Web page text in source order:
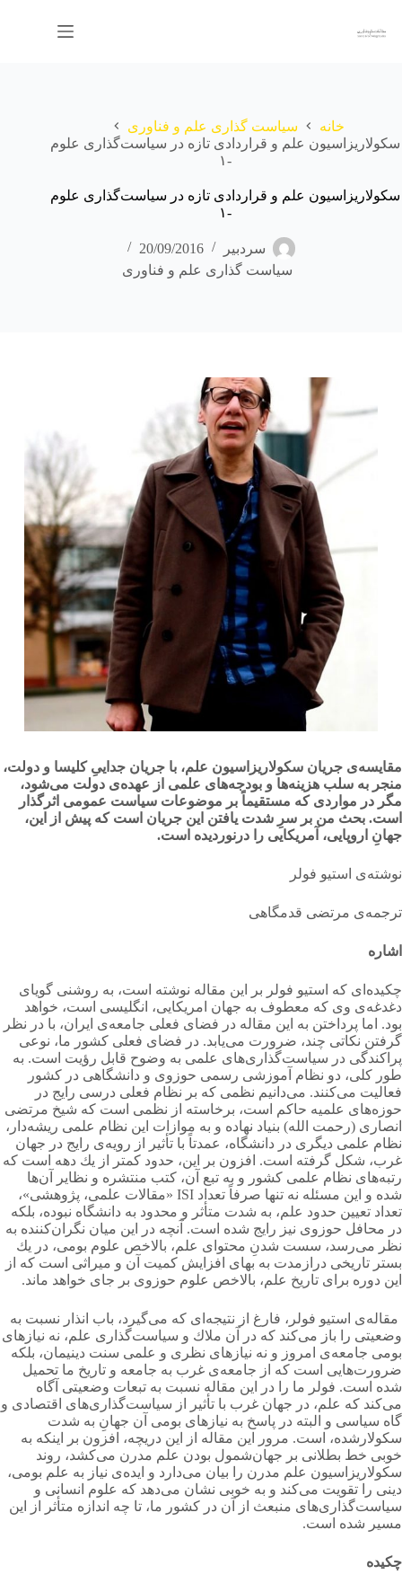
محتوا
خانه
سیاست گذاری علم و فناوری
سكولاريزاسيون علم و قراردادی تازه در سیاست‌گذاری علوم
-۱
سكولاريزاسيون علم و قراردادی تازه در سیاست‌گذاری علوم
-۱
سردبیر
20/09/2016
سیاست گذاری علم و فناوری
مقایسه‌ی جریان سكولاریزاسیون علم، با جریان جداییِ كلیسا و دولت،
منجر به سلب هزینه‌ها و بودجه‌های علمی از عهده‌ی دولت می‌شود،
مگر در مواردی كه مستقیماً بر موضوعات سیاست عمومی اثرگذار
است. بحث من بر سرِ شدت یافتن این جریان است كه پیش از این،
جهانِ اروپایی، آمریكایی را درنوردیده است.
نوشته‌ی استیو فولر
ترجمه‌ی مرتضی قدمگاهی
اشاره
چكیده‌ای كه استیو فولر بر این مقاله نوشته است، به روشنی گویای
دغدغه‌ی وی كه معطوف به جهان امریكایی، انگلیسی است، خواهد
بود. اما پرداختن به این مقاله در فضای فعلی جامعه‌ی ایران، با در نظر
گرفتن نكاتی چند، ضرورت می‌یابد. در فضای فعلی كشور ما، نوعی
پراكندگی در سیاست‌گذاری‌های علمی به وضوح قابل رؤیت است. به
طور كلی، دو نظام آموزشی رسمی حوزوی و دانشگاهی در كشور
فعالیت می‌کنند. می‌دانیم نظمی كه بر نظام فعلی درسی رایج در
حوزه‌های علمیه حاكم است، برخاسته از نظمی است كه شیخ مرتضی
انصاری (رحمت الله) بنیاد نهاده و به موازات این نظام علمی ریشه‌دار،
نظام علمی دیگری در دانشگاه، عمدتاً با تأثیر از رویه‌ی رایج در جهان
غرب، شكل گرفته است. افزون بر این، حدود كمتر از یك دهه است كه
رتبه‌های نظام علمی كشور و به تبع آن، كتب منتشره و نظایر آن‌ها
شده و این مسئله نه تنها صرفاً تعداد ISI «مقالات علمی، پژوهشی»،
تعداد تعیین حدود علم، به شدت متأثر و محدود به دانشگاه نبوده، بلكه
در محافل حوزوی نیز رایج شده است. آنچه در این میان نگران‌كننده به
نظر می‌رسد، سست شدنِ محتوای علم، بالاخص علوم بومی، در یك
بستر تاریخی درازمدت به بهای افزایش كمیت آن و میراثی است كه از
این دوره برای تاریخ علم، بالاخص علوم حوزوی بر جای خواهد ماند.
مقاله‌ی استیو فولر، فارغ از نتیجه‌ای كه می‌گیرد، باب انذار نسبت به
وضعیتی را باز می‌کند كه در آن ملاك و سیاست‌گذاری علم، نه نیازهای
بومی جامعه‌ی امروز و نه نیازهای نظری و علمی سنت دینیمان، بلكه
ضرورت‌هایی است كه از جامعه‌ی غرب به جامعه و تاریخ ما تحمیل
شده است. فولر ما را در این مقاله نسبت به تبعات وضعیتی آگاه
می‌کند كه علم، در جهان غرب با تأثیر از سیاست‌گذاری‌های اقتصادی و
گاه سیاسی و البته در پاسخ به نیازهای بومی آن جهانِ به شدت
سكولارشده، است. مرور این مقاله از این دریچه، افزون بر اینكه به
خوبی خط بطلانی بر جهان‌شمول بودن علم مدرن می‌کشد، روند
سكولاریزاسیون علم مدرن را بیان می‌دارد و ایده‌ی نیاز به علم بومی،
دینی را تقویت می‌کند و به خوبی نشان می‌دهد كه علوم انسانی و
سیاست‌گذاری‌های منبعث از آن در كشور ما، تا چه اندازه متأثر از این
مسیر شده است.
چكیده